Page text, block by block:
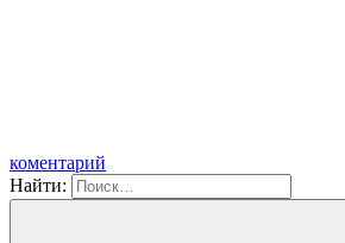
коментарий
Найти: